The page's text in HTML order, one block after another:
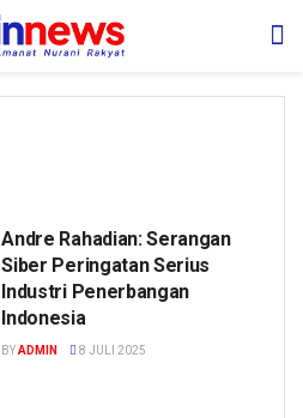
Andre Rahadian: Serangan
Siber Peringatan Serius
Industri Penerbangan
Indonesia
BY ADMIN 8 JULI 2025